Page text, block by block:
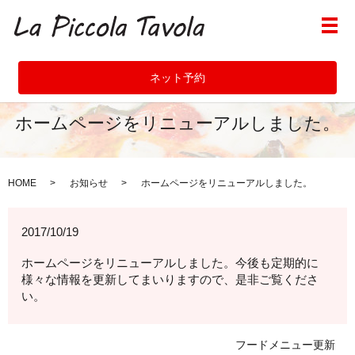
ネット予約
メ
ホームページをリニューアルしました。
HOME お知らせ ホームページをリニューアルしました。
2017/10/19
ホームページをリニューアルしました。今後も定期的に
様々な情報を更新してまいりますので、是非ご覧くださ
い。
フードメニュー更新